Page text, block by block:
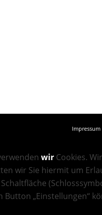
Impressum
wir Cookies.
wir Sie hiermit um
„Einstellungen“